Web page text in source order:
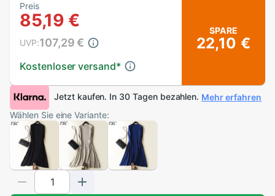
Preis
85,19 €
Kostenloser versand*
UVP:107,29 €
SPARE
22,10 €
Jetzt kaufen. In 30 Tagen bezahlen. Mehr erfahren
Wählen Sie eine Variante: